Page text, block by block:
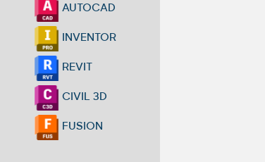
AUTOCAD
INVENTOR
REVIT
CIVIL 3D
FUSION